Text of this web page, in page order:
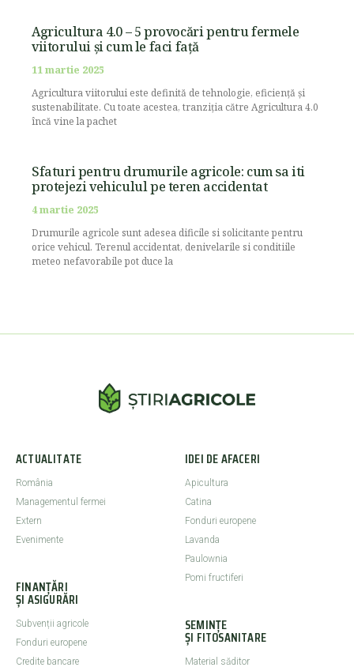
Agricultura 4.0 – 5 provocări pentru fermele
viitorului și cum le faci față
11 martie 2025
Agricultura viitorului este definită de tehnologie, eficiență și
sustenabilitate. Cu toate acestea, tranziția către Agricultura 4.0
încă vine la pachet
Sfaturi pentru drumurile agricole: cum sa iti
protejezi vehiculul pe teren accidentat
4 martie 2025
Drumurile agricole sunt adesea dificile si solicitante pentru
orice vehicul. Terenul accidentat, denivelarile si conditiile
meteo nefavorabile pot duce la
ACTUALITATE
România
Managementul fermei
Extern
Evenimente
FINANȚĂRI
ȘI ASIGURĂRI
Subvenții agricole
Fonduri europene
Credite bancare
IDEI DE AFACERI
Apicultura
Catina
Fonduri europene
Lavanda
Paulownia
Pomi fructiferi
SEMINȚE
ȘI FITOSANITARE
Material săditor